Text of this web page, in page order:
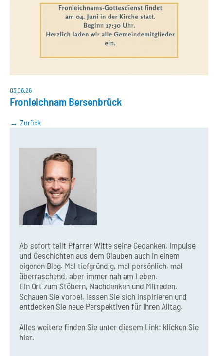
03.06.26
Fronleichnam Bersenbrück
Zurück
Ab sofort teilt Pfarrer Witte seine Gedanken, Impulse
und Geschichten aus dem Glauben auch in einem
eigenen Blog. Mal tiefgründig, mal persönlich, mal
überraschend, aber immer nah am Leben.
Ein Ort zum Stöbern, Nachdenken und Mitreden.
Schauen Sie vorbei, lassen Sie sich inspirieren und
entdecken Sie neue Perspektiven für Ihren Alltag.
Alles weitere finden Sie unter diesem Link: klicken Sie
hier.